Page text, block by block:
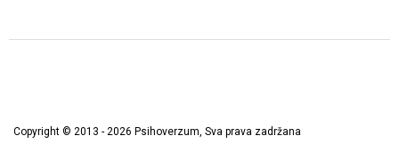
Copyright © 2013 - 2026 Psihoverzum, Sva prava zadržana